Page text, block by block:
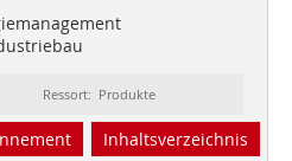
Ressort: Produkte
Inhaltsverzeichnis